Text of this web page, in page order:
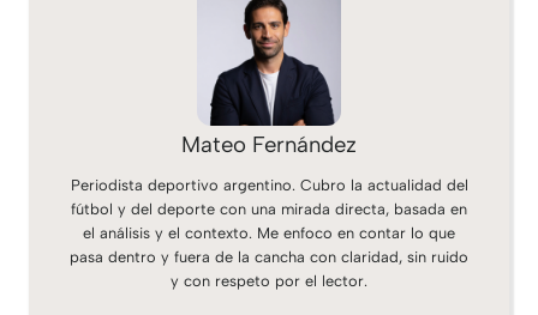
Mateo Fernández
Periodista deportivo argentino. Cubro la actualidad del
fútbol y del deporte con una mirada directa, basada en
el análisis y el contexto. Me enfoco en contar lo que
pasa dentro y fuera de la cancha con claridad, sin ruido
y con respeto por el lector.